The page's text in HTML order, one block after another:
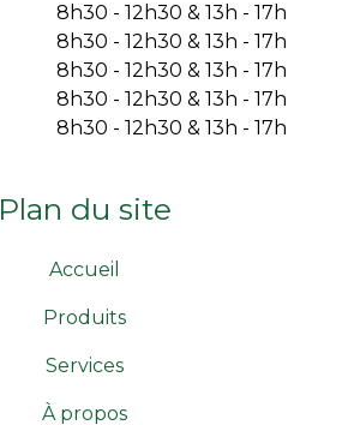
8h30 - 12h30 & 13h - 17h
8h30 - 12h30 & 13h - 17h
8h30 - 12h30 & 13h - 17h
8h30 - 12h30 & 13h - 17h
8h30 - 12h30 & 13h - 17h
Plan du site
Accueil
Produits
Services
À propos